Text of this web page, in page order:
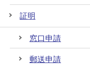
証明
窓口申請
郵送申請